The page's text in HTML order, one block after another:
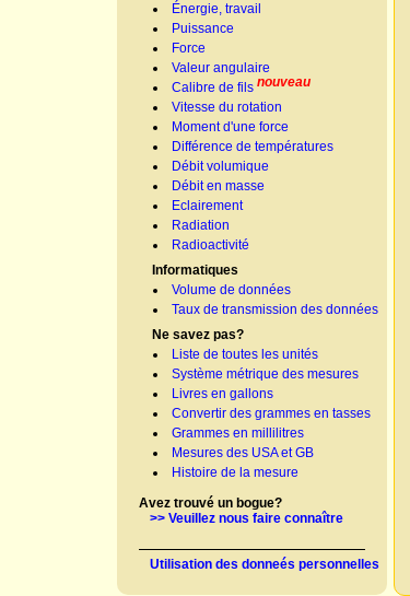
Énergie, travail
Puissance
Force
Valeur angulaire
Calibre de fils nouveau
Vitesse du rotation
Moment d'une force
Différence de températures
Débit volumique
Débit en masse
Eclairement
Radiation
Radioactivité
Informatiques
Volume de données
Taux de transmission des données
Ne savez pas?
Liste de toutes les unités
Système métrique des mesures
Livres en gallons
Convertir des grammes en tasses
Grammes en millilitres
Mesures des USA et GB
Histoire de la mesure
Avez trouvé un bogue?
>> Veuillez nous faire connaître
Utilisation des donneés personnelles